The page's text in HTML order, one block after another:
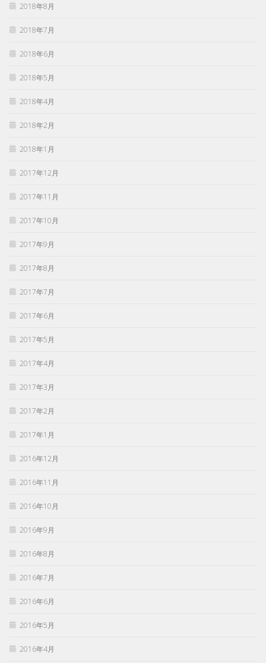
2018年8月
2018年7月
2018年6月
2018年5月
2018年4月
2018年2月
2018年1月
2017年12月
2017年11月
2017年10月
2017年9月
2017年8月
2017年7月
2017年6月
2017年5月
2017年4月
2017年3月
2017年2月
2017年1月
2016年12月
2016年11月
2016年10月
2016年9月
2016年8月
2016年7月
2016年6月
2016年5月
2016年4月